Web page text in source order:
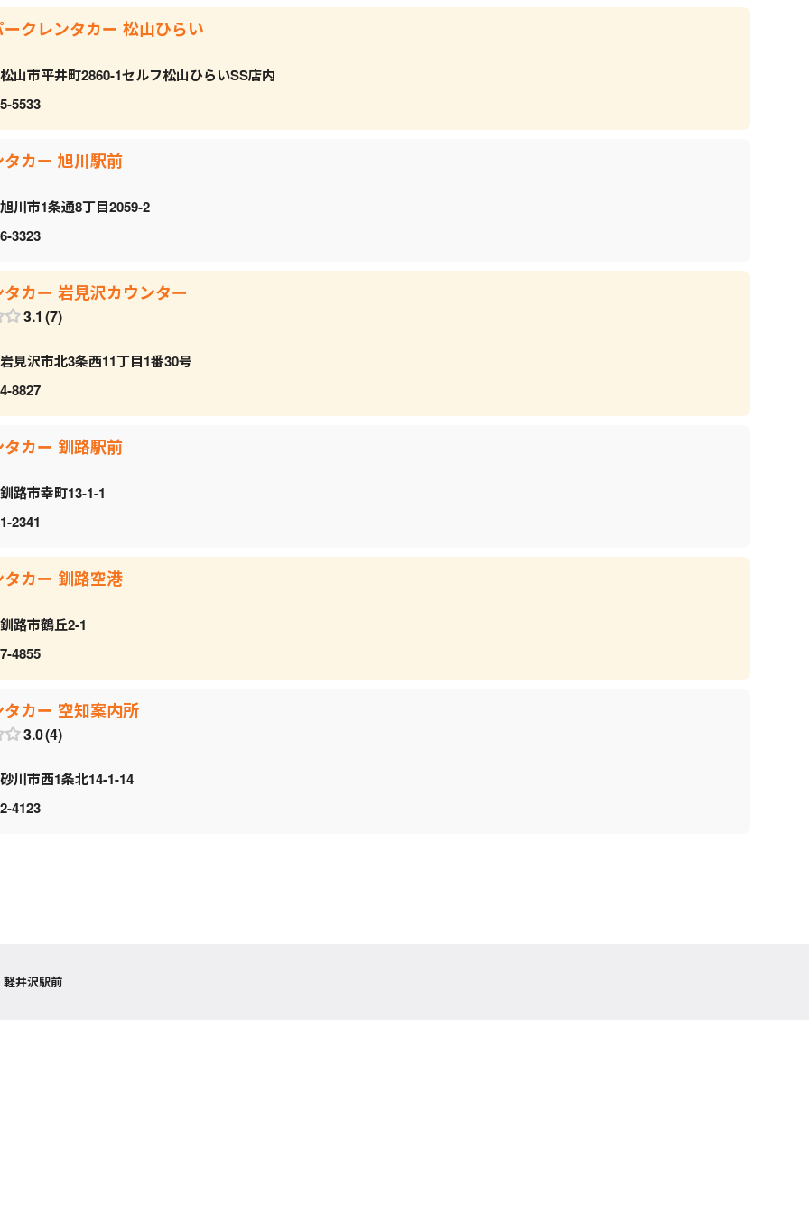
クレンタカー 松山ひらい
山市平井町2860-1セルフ松山ひらいSS店内
5533
カー 旭川駅前
川市1条通8丁目2059‐2
3323
カー 岩見沢カウンター
3.1 7
見沢市北3条西11丁目1番30号
8827
カー 釧路駅前
路市幸町13-1-1
2341
カー 釧路空港
路市鶴丘2-1
4855
カー 空知案内所
3.0 4
川市西1条北14-1-14
4123
井沢駅前